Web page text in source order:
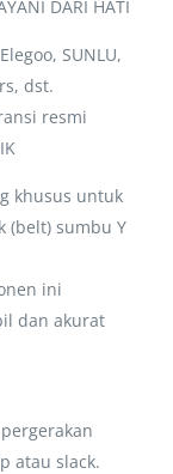
DARI HATI
SUNLU,
dst.
resmi
khusus untuk
(belt) sumbu Y
ini
dan akurat
atau slack.